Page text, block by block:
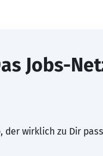
Jobs-
der wirklich zu Dir